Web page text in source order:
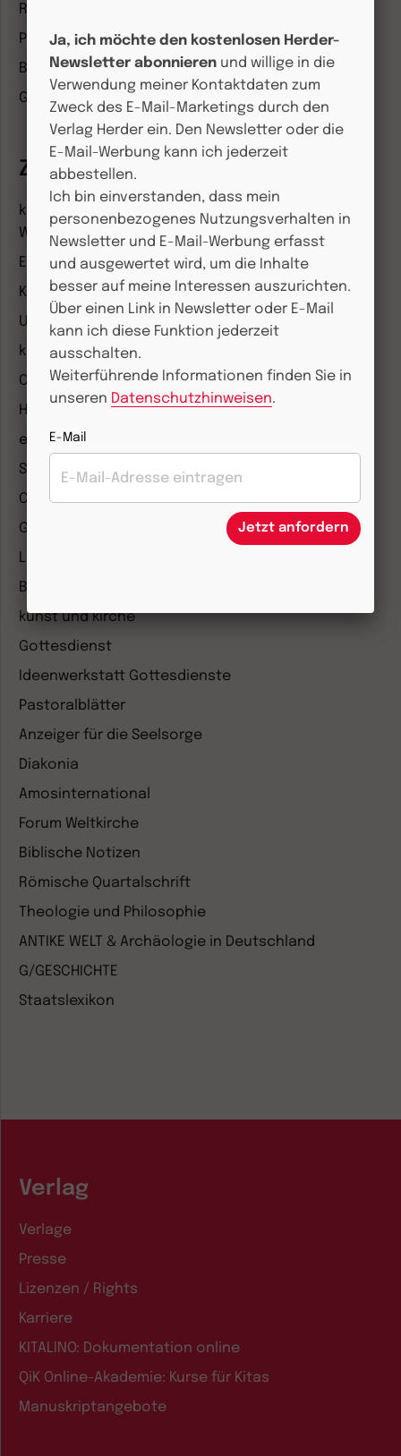
Religion & Spiritualität
Politik & Wirtschaft
Besser leben
Geschichte & Wissen
Zeitschriften
kindergarten heute Fachmagazin, Leitungsheft &
Wenn Eltern Rat suchen
Entdeckungskiste
Kleinstkinder in Kita und Tagespflege
Unser Ganztag
kizz Elternwelt
CHRIST IN DER GEGENWART
Herder Korrespondenz
einfach leben
Stimmen der Zeit
COMMUNIO
Gemeinsam Glauben
Lebensspuren
Bibel lesen
kunst und kirche
Gottesdienst
Ideenwerkstatt Gottesdienste
Pastoralblätter
Anzeiger für die Seelsorge
Diakonia
Amosinternational
Forum Weltkirche
Biblische Notizen
Römische Quartalschrift
Theologie und Philosophie
ANTIKE WELT & Archäologie in Deutschland
G/GESCHICHTE
Staatslexikon
Verlag
Verlage
Presse
Lizenzen / Rights
Karriere
KITALINO: Dokumentation online
QiK Online-Akademie: Kurse für Kitas
Manuskriptangebote
Ja, ich möchte den kostenlosen Herder-
Newsletter abonnieren und willige in die
Verwendung meiner Kontaktdaten zum
Zweck des E-Mail-Marketings durch den
Verlag Herder ein. Den Newsletter oder die
E-Mail-Werbung kann ich jederzeit
abbestellen.
Ich bin einverstanden, dass mein
personenbezogenes Nutzungsverhalten in
Newsletter und E-Mail-Werbung erfasst
und ausgewertet wird, um die Inhalte
besser auf meine Interessen auszurichten.
Über einen Link in Newsletter oder E-Mail
kann ich diese Funktion jederzeit
ausschalten.
Weiterführende Informationen finden Sie in
unseren Datenschutzhinweisen.
E-Mail
Jetzt anfordern